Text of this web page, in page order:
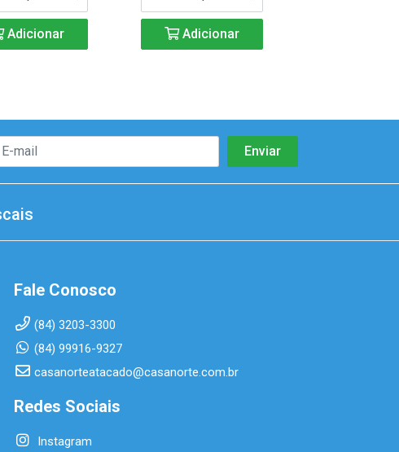
Adicionar Adicionar
Fale Conosco
(84) 3203-3300
(84) 99916-9327
casanorteatacado@casanorte.com.br
Redes Sociais
Instagram